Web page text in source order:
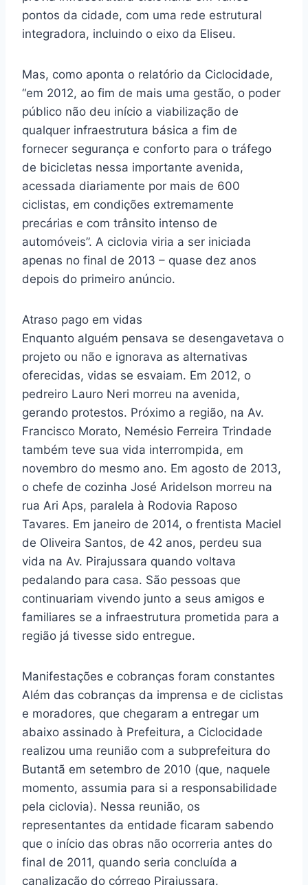
pontos da cidade, com uma rede estrutural
integradora, incluindo o eixo da Eliseu.
Mas, como aponta o relatório da Ciclocidade,
“em 2012, ao fim de mais uma gestão, o poder
público não deu início a viabilização de
qualquer infraestrutura básica a fim de
fornecer segurança e conforto para o tráfego
de bicicletas nessa importante avenida,
acessada diariamente por mais de 600
ciclistas, em condições extremamente
precárias e com trânsito intenso de
automóveis”. A ciclovia viria a ser iniciada
apenas no final de 2013 – quase dez anos
depois do primeiro anúncio.
Atraso pago em vidas
Enquanto alguém pensava se desengavetava o
projeto ou não e ignorava as alternativas
oferecidas, vidas se esvaiam. Em 2012, o
pedreiro Lauro Neri morreu na avenida,
gerando protestos. Próximo a região, na Av.
Francisco Morato, Nemésio Ferreira Trindade
também teve sua vida interrompida, em
novembro do mesmo ano. Em agosto de 2013,
o chefe de cozinha José Aridelson morreu na
rua Ari Aps, paralela à Rodovia Raposo
Tavares. Em janeiro de 2014, o frentista Maciel
de Oliveira Santos, de 42 anos, perdeu sua
vida na Av. Pirajussara quando voltava
pedalando para casa. São pessoas que
continuariam vivendo junto a seus amigos e
familiares se a infraestrutura prometida para a
região já tivesse sido entregue.
Manifestações e cobranças foram constantes
Além das cobranças da imprensa e de ciclistas
e moradores, que chegaram a entregar um
abaixo assinado à Prefeitura, a Ciclocidade
realizou uma reunião com a subprefeitura do
Butantã em setembro de 2010 (que, naquele
momento, assumia para si a responsabilidade
pela ciclovia). Nessa reunião, os
representantes da entidade ficaram sabendo
que o início das obras não ocorreria antes do
final de 2011, quando seria concluída a
canalização do córrego Pirajussara.